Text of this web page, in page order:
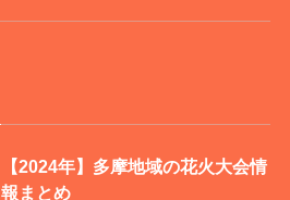
【2024年】多摩地域の花火大会情
報まとめ